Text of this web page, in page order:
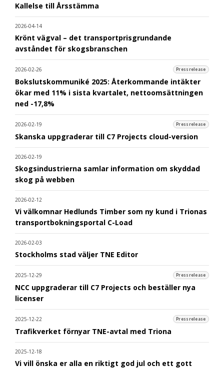
Kallelse till Årsstämma
2026-04-14
Krönt vägval – det transportprisgrundande
avståndet för skogsbranschen
2026-02-26 Pressrelease
Bokslutskommuniké 2025: Återkommande intäkter
ökar med 11% i sista kvartalet, nettoomsättningen
ned -17,8%
2026-02-19 Pressrelease
Skanska uppgraderar till C7 Projects cloud-version
2026-02-19
Skogsindustrierna samlar information om skyddad
skog på webben
2026-02-12
Vi välkomnar Hedlunds Timber som ny kund i Trionas
transportbokningsportal C-Load
2026-02-03
Stockholms stad väljer TNE Editor
2025-12-29 Pressrelease
NCC uppgraderar till C7 Projects och beställer nya
licenser
2025-12-22 Pressrelease
Trafikverket förnyar TNE-avtal med Triona
2025-12-18
Vi vill önska er alla en riktigt god jul och ett gott